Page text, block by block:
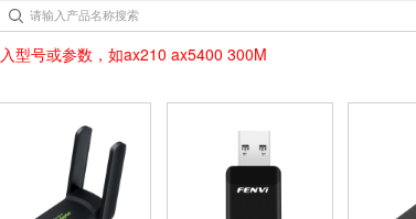
型号或参数，如ax210 ax5400 300M